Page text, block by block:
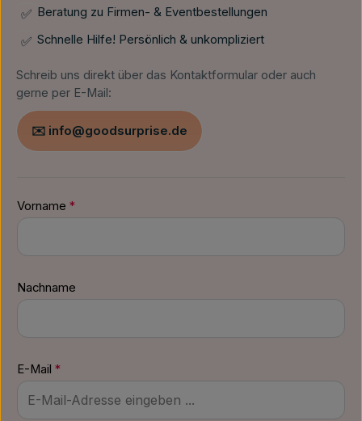
✅ Beratung zu Firmen- & Eventbestellungen
✅ Schnelle Hilfe! Persönlich & unkompliziert
Schreib uns direkt über das Kontaktformular oder auch
gerne per E-Mail:
✉️ info@goodsurprise.de
Vorname *
Nachname
E-Mail *